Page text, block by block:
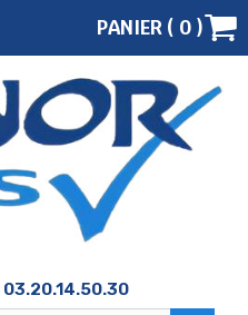
PANIER ( 0 )
03.20.14.50.30